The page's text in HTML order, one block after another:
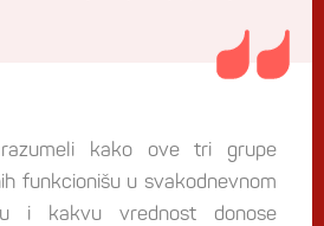
kako ove tri grupe
funkcionišu u svakodnevnom
i kakvu vrednost donose